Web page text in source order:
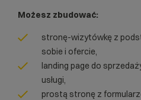
Możesz zbudować:
stronę-wizytówkę z
sobie i ofercie,
landing page do
usługi,
prostą stronę z